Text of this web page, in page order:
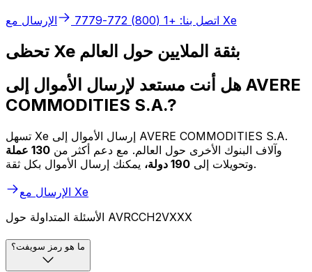
اتصل بنا: +1 (800) 772-7779 الإرسال مع Xe
تحظى Xe بثقة الملايين حول العالم
هل أنت مستعد لإرسال الأموال إلى AVERE
COMMODITIES S.A.?
تسهل Xe إرسال الأموال إلى AVERE COMMODITIES S.A.
وآلاف البنوك الأخرى حول العالم. مع دعم أكثر من 130 عملة
وتحويلات إلى 190 دولة،
يمكنك إرسال الأموال بكل ثقة.
الإرسال مع Xe
الأسئلة المتداولة حول AVRCCH2VXXX
ما هو رمز سويفت؟